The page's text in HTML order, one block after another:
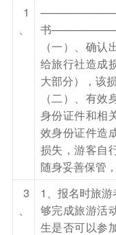
于以上档次的
餐饮
早餐：自理
住宿
哈尔滨
第2天 哈尔滨—伏
酒店用早餐，
庄园】（游览
中园门票）冰
把我们带到
1
书
（一）、确
给旅行社造成
大部分），该
（二）、有
身份证件和相
效身份证件造
损失，游客自
随身妥善保管
3
1、报名时旅
够完成旅游活
生是否可以参